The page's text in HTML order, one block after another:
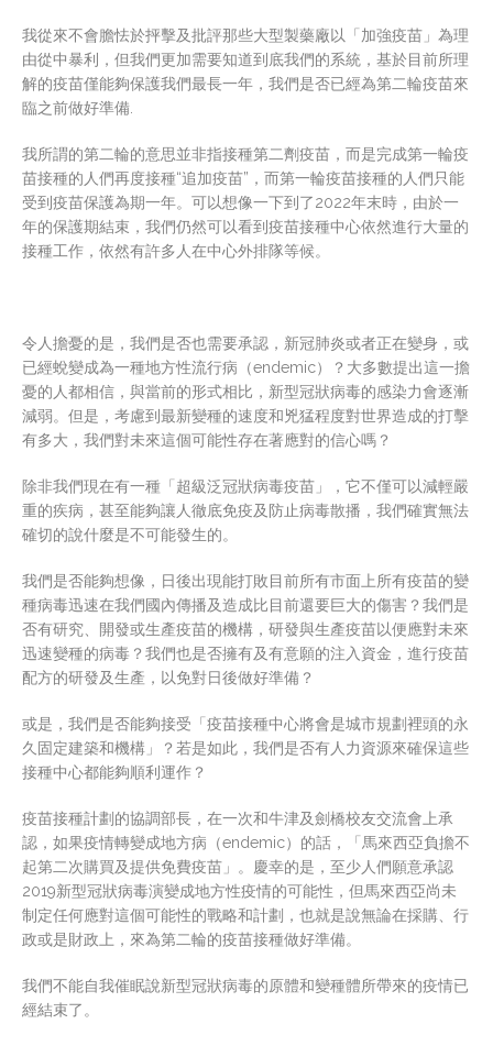
我從來不會膽怯於抨擊及批評那些大型製藥廠以「加強疫苗」為理
由從中暴利，但我們更加需要知道到底我們的系統，基於目前所理
解的疫苗僅能夠保護我們最長一年，我們是否已經為第二輪疫苗來
臨之前做好準備.
我所謂的第二輪的意思並非指接種第二劑疫苗，而是完成第一輪疫
苗接種的人們再度接種“追加疫苗”，而第一輪疫苗接種的人們只能
受到疫苗保護為期一年。可以想像一下到了2022年末時，由於一
年的保護期結束，我們仍然可以看到疫苗接種中心依然進行大量的
接種工作，依然有許多人在中心外排隊等候。
令人擔憂的是，我們是否也需要承認，新冠肺炎或者正在變身，或
已經蛻變成為一種地方性流行病（endemic）？大多數提出這一擔
憂的人都相信，與當前的形式相比，新型冠狀病毒的感染力會逐漸
減弱。但是，考慮到最新變種的速度和兇猛程度對世界造成的打擊
有多大，我們對未來這個可能性存在著應對的信心嗎？
除非我們現在有一種「超級泛冠狀病毒疫苗」，它不僅可以減輕嚴
重的疾病，甚至能夠讓人徹底免疫及防止病毒散播，我們確實無法
確切的說什麼是不可能發生的。
我們是否能夠想像，日後出現能打敗目前所有市面上所有疫苗的變
種病毒迅速在我們國內傳播及造成比目前還要巨大的傷害？我們是
否有研究、開發或生產疫苗的機構，研發與生產疫苗以便應對未來
迅速變種的病毒？我們也是否擁有及有意願的注入資金，進行疫苗
配方的研發及生產，以免對日後做好準備？
或是，我們是否能夠接受「疫苗接種中心將會是城市規劃裡頭的永
久固定建築和機構」？若是如此，我們是否有人力資源來確保這些
接種中心都能夠順利運作？
疫苗接種計劃的協調部長，在一次和牛津及劍橋校友交流會上承
認，如果疫情轉變成地方病（endemic）的話，「馬來西亞負擔不
起第二次購買及提供免費疫苗」。慶幸的是，至少人們願意承認
2019新型冠狀病毒演變成地方性疫情的可能性，但馬來西亞尚未
制定任何應對這個可能性的戰略和計劃，也就是說無論在採購、行
政或是財政上，來為第二輪的疫苗接種做好準備。
我們不能自我催眠說新型冠狀病毒的原體和變種體所帶來的疫情已
經結束了。